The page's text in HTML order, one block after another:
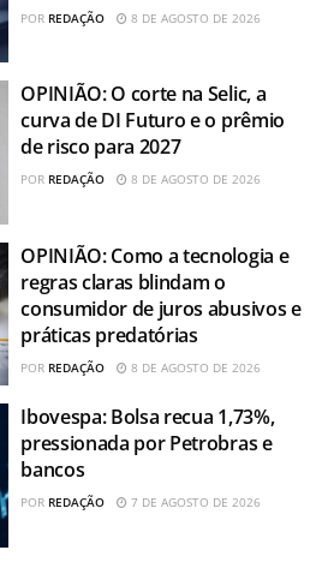
POR REDAÇÃO 8 DE AGOSTO DE 2026
OPINIÃO: O corte na Selic, a
curva de DI Futuro e o prêmio
de risco para 2027
POR REDAÇÃO 8 DE AGOSTO DE 2026
OPINIÃO: Como a tecnologia e
regras claras blindam o
consumidor de juros abusivos e
práticas predatórias
POR REDAÇÃO 8 DE AGOSTO DE 2026
Ibovespa: Bolsa recua 1,73%,
pressionada por Petrobras e
bancos
POR REDAÇÃO 7 DE AGOSTO DE 2026